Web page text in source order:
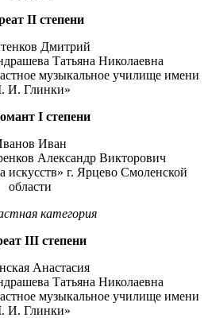
IIстепени
Дмитрий
Татьяна Николаевна
музыкальное училище имени
И. Глинки»
I степени
Иван
Александр Викторович
г. Ярцево Смоленской
области
категория
IIIстепени
Анастасия
Татьяна Николаевна
музыкальное училище имени
И. Глинки»